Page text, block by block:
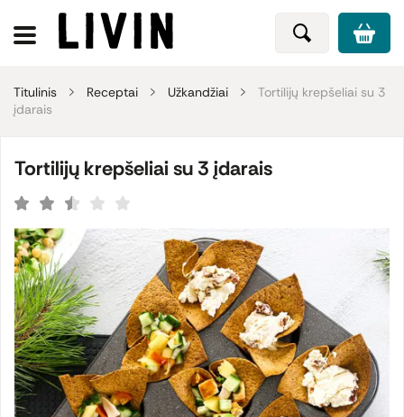
Titulinis Receptai Užkandžiai
Tortilijų krepšeliai su 3
įdarais
Tortilijų krepšeliai su 3 įdarais